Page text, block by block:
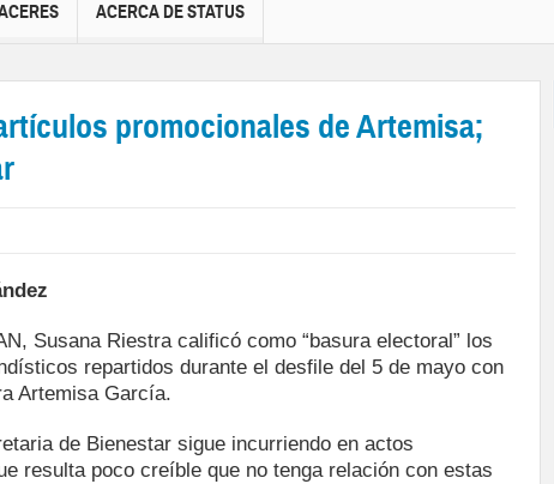
ACERCA DE STATUS
promocionales de Artemisa;
Susana Riestra calificó como “basura electoral” los
repartidos durante el desfile del 5 de mayo con
Artemisa García.
de Bienestar sigue incurriendo en actos
resulta poco creíble que no tenga relación con estas